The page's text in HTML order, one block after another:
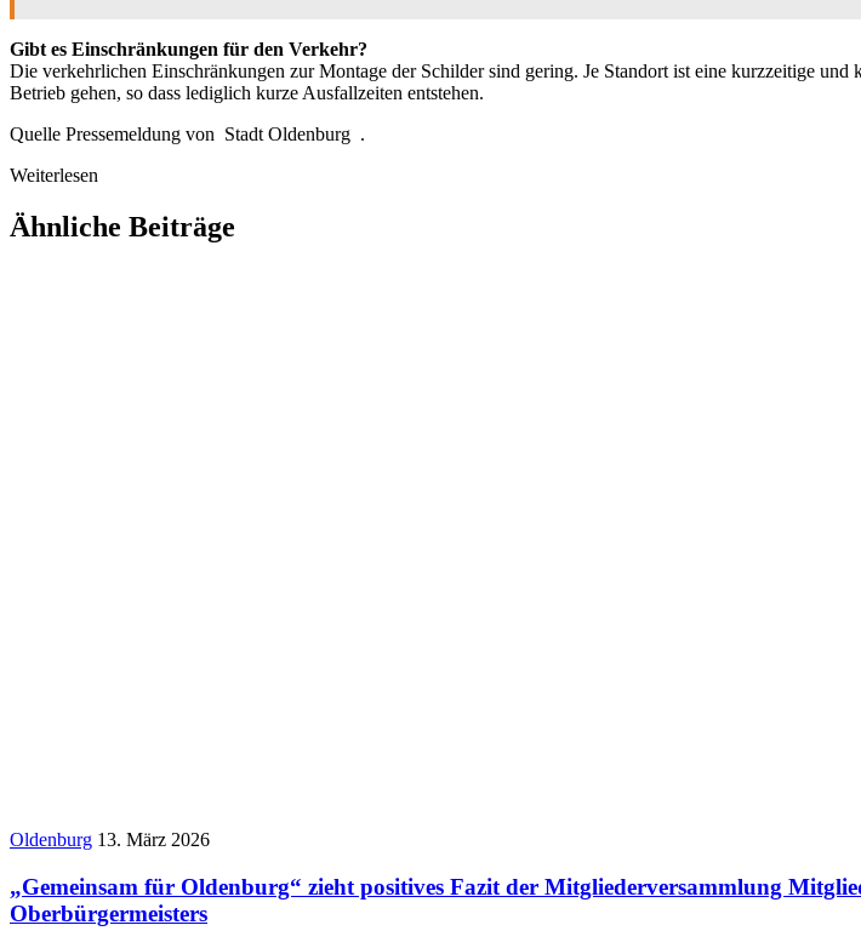
Gibt es Einschränkungen für den Verkehr?
Die verkehrlichen Einschränkungen zur Montage der Schilder sind gering. Je Standort ist eine kurzzeitige
Betrieb gehen, so dass lediglich kurze Ausfallzeiten entstehen.
Quelle Pressemeldung von Stadt Oldenburg .
Weiterlesen
Ähnliche Beiträge
Oldenburg 13. März 2026
„Gemeinsam für Oldenburg“ zieht positives Fazit der Mitgliederversammlung
Oberbürgermeisters